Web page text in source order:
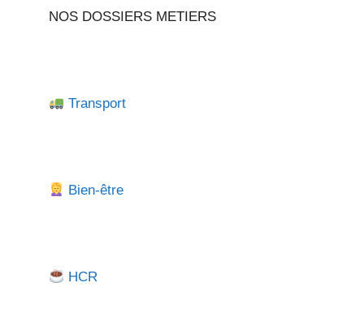
NOS DOSSIERS METIERS
Transport
Bien-être
HCR